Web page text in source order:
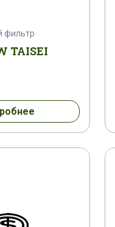
фильтр
TAISEI